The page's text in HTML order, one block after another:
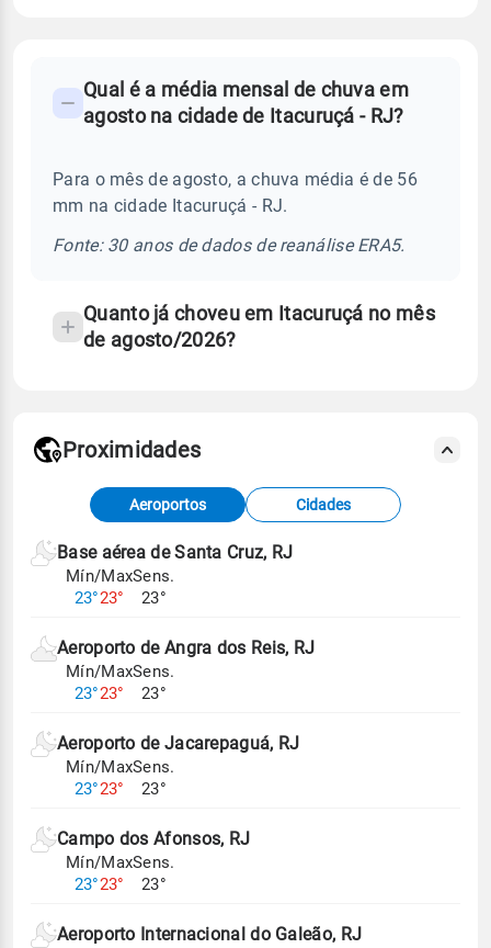
Perguntas
sobre
chuva
Qual é a média mensal de chuva em
agosto na cidade de Itacuruçá - RJ?
Para o mês de agosto, a chuva média é de 56
mm na cidade Itacuruçá - RJ.
Fonte: 30 anos de dados de reanálise ERA5.
Quanto já choveu em Itacuruçá no mês
de agosto/2026?
Fonte: dados combinados de estações
meteorológicas e satélite do Centro de Previsão
de Tempo e Estudos Climáticos (CPTEC).
Para obter mais informações sobre os dados
Proximidades
Aeroportos Cidades
Base aérea de Santa Cruz, RJ
Mín/Max
23°23°
Sens.
23°
Aeroporto de Angra dos Reis, RJ
Mín/Max
23°23°
Sens.
23°
Aeroporto de Jacarepaguá, RJ
Mín/Max
23°23°
Sens.
23°
Campo dos Afonsos, RJ
Mín/Max
23°23°
Sens.
23°
Aeroporto Internacional do Galeão, RJ